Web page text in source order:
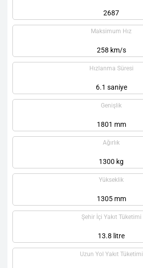
2687
Maksimum Hız
258 km/s
Hızlanma Süresi
6.1 saniye
Genişlik
1801 mm
Ağırlık
1300 kg
Yükseklik
1305 mm
Şehir İçi Yakıt Tüketimi
13.8 litre
Uzun Yol Yakıt Tüketimi